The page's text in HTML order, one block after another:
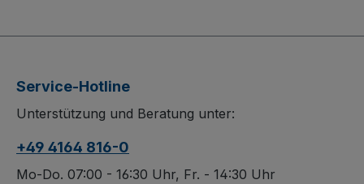
Service-Hotline
Unterstützung und Beratung unter:
+49 4164 816-0
Mo-Do. 07:00 - 16:30 Uhr, Fr. - 14:30 Uhr